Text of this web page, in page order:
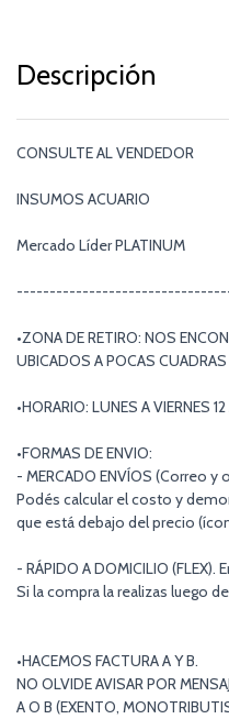
Descripción
CONSULTE AL VENDEDOR
INSUMOS ACUARIO
Mercado Líder PLATINUM
•ZONA DE RETIRO: NOS
UBICADOS A POCAS CUADRAS
•HORARIO: LUNES A VIERNES 12
•FORMAS DE ENVIO:
- MERCADO ENVÍOS (Correo
Podés calcular el costo y
que está debajo del precio
- RÁPIDO A DOMICILIO
Si la compra la realizas luego
•HACEMOS FACTURA A Y B.
NO OLVIDE AVISAR POR
A O B (EXENTO,